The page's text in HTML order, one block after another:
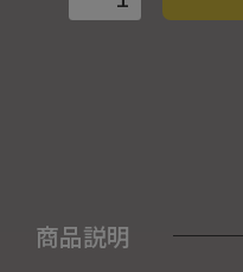
商品説明